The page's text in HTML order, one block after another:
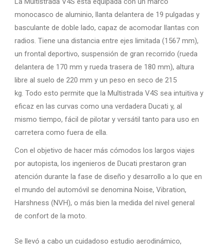
monocasco de aluminio, llanta delantera de 19 pulgadas y
basculante de doble lado, capaz de acomodar llantas con
radios. Tiene una distancia entre ejes limitada (1567 mm),
un frontal deportivo, suspensión de gran recorrido (rueda
delantera de 170 mm y rueda trasera de 180 mm), altura
libre al suelo de 220 mm y un peso en seco de 215
kg. Todo esto permite que la Multistrada V4S sea intuitiva y
eficaz en las curvas como una verdadera Ducati y, al
mismo tiempo, fácil de pilotar y versátil tanto para uso en
carretera como fuera de ella.
Con el objetivo de hacer más cómodos los largos viajes
por autopista, los ingenieros de Ducati prestaron gran
atención durante la fase de diseño y desarrollo a lo que en
el mundo del automóvil se denomina Noise, Vibration,
Harshness (NVH), o más bien la medida del nivel general
de confort de la moto.
Se llevó a cabo un cuidadoso estudio aerodinámico,